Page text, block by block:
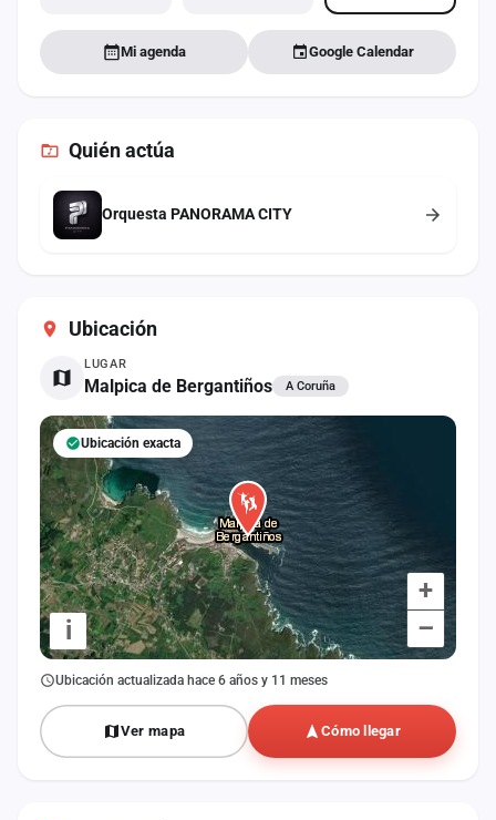
Ubicación
LUGAR
Malpica de Bergantiños A Coruña
+
–
i
Ubicación exacta
Ubicación actualizada hace 6 años y 11 meses
Ver mapa Cómo llegar
Mi agenda Google Calendar
Quién actúa
Orquesta PANORAMA CITY